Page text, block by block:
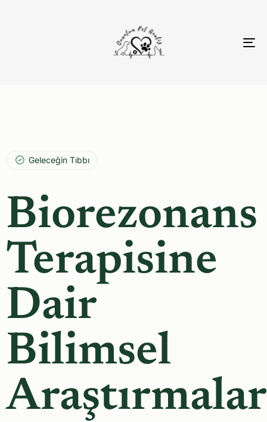
Geleceğin Tıbbı
Biorezonans
Terapisine
Dair
Bilimsel
Araştırmalar